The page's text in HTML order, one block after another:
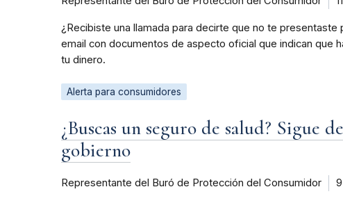
¿Recibiste una llamada para decirte que no te
email con documentos de aspecto oficial que indican que
tu dinero.
Alerta para consumidores
¿Buscas un seguro de salud? Sigue
gobierno
Representante del Buró de Protección del Consumidor